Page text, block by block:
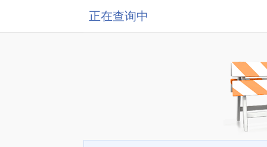
正在查询中